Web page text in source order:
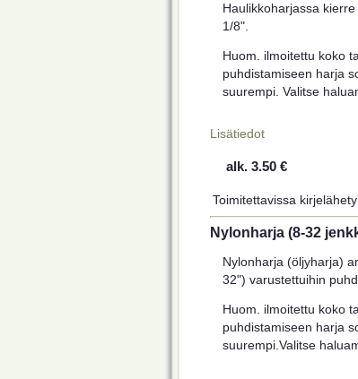
Haulikkoharjassa
1/8".
Huom. ilmoitettu koko
puhdistamiseen harja
suurempi. Valitse
Lisätiedot
alk. 3.50 €
Toimitettavissa
Nylonharja (8-32
Nylonharja (öljyharja)
32") varustettuihin
Huom. ilmoitettu koko
puhdistamiseen harja
suurempi.Valitse